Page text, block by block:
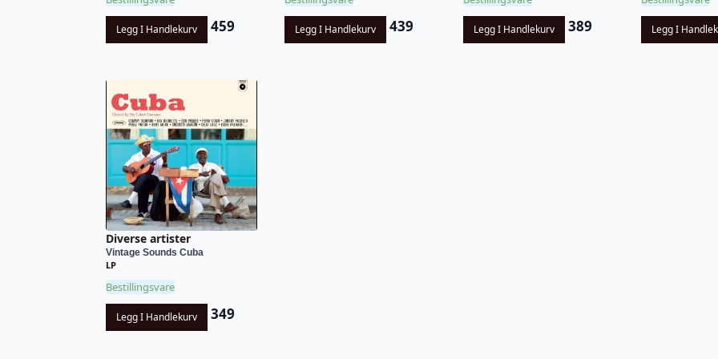
Legg I Handlekurv 459 Legg I Handlekurv 439 Legg I Handlekurv 389 Legg I
Diverse artister
Vintage Sounds Cuba
LP
Bestillingsvare
Legg I Handlekurv 349